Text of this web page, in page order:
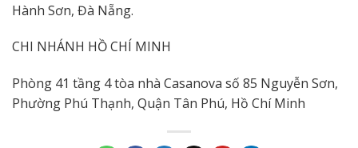
Hành Sơn, Đà Nẵng.
CHI NHÁNH HỒ CHÍ MINH
Phòng 41 tầng 4 tòa nhà Casanova số 85 Nguyễn Sơn,
Phường Phú Thạnh, Quận Tân Phú, Hồ Chí Minh